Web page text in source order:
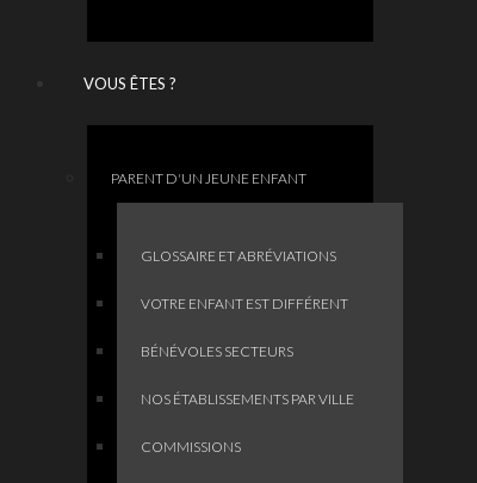
VOUS ÊTES ?
PARENT D'UN JEUNE ENFANT
GLOSSAIRE ET ABRÉVIATIONS
VOTRE ENFANT EST DIFFÉRENT
BÉNÉVOLES SECTEURS
NOS ÉTABLISSEMENTS PAR VILLE
COMMISSIONS